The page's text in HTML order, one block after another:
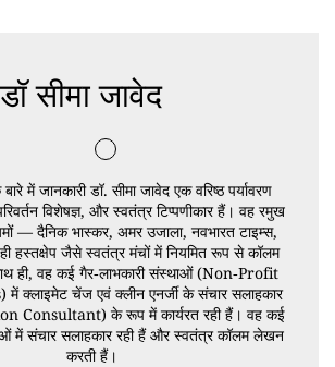
डॉ सीमा जावेद
में जानकारी डॉ. सीमा जावेद एक वरिष्ठ पर्यावरण
विशेषज्ञ, और स्वतंत्र टिप्पणीकार हैं। वह रमुख
— दैनिक भास्कर, अमर उजाला, नवभारत टाइम्स,
हस्तक्षेप जैसे स्वतंत्र मंचों में नियमित रूप से कॉलम
ही, वह कई गैर‑लाभकारी संस्थाओं (Non‑Profit
क्लाइमेट चेंज एवं क्लीन एनर्जी के संचार सलाहकार
Consultant) के रूप में कार्यरत रही हैं। वह कई
में संचार सलाहकार रही हैं और स्वतंत्र कॉलम लेखन
करती हैं।